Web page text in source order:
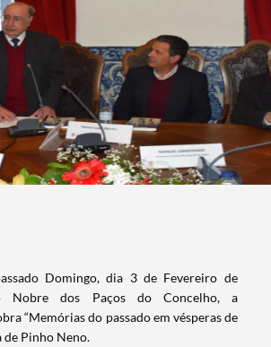
Domingo, dia 3 de Fevereiro de
Nobre dos Paços do Concelho, a
“Memórias do passado em vésperas de
de Pinho Neno.